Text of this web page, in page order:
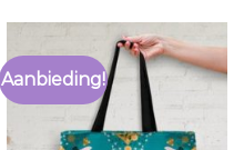
Aanbieding!